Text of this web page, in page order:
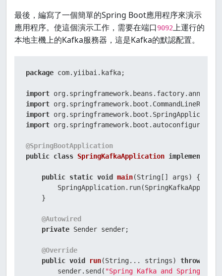
最後，編寫了一個簡單的Spring Boot應用程序來演示
應用程序。使這個演示工作，需要在端口9092上運行的
本地主機上的Kafka服務器，這是Kafka的默認配置。
package com.yiibai.kafka;
import
import
import
import
@SpringBootApplication
public class SpringKafkaApplication implements
public static void main(String[] args)
{
    }
@Autowired
private Sender sender;
@Override
public void run(String... strings) throws
        sender.send(
"Spring Kafka and Spring